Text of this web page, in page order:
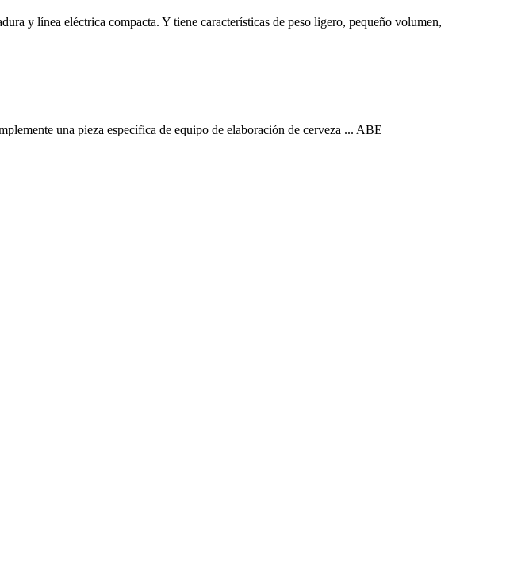
y línea eléctrica compacta. Y tiene características de peso ligero, pequeño volumen,
una pieza específica de equipo de elaboración de cerveza ... ABE